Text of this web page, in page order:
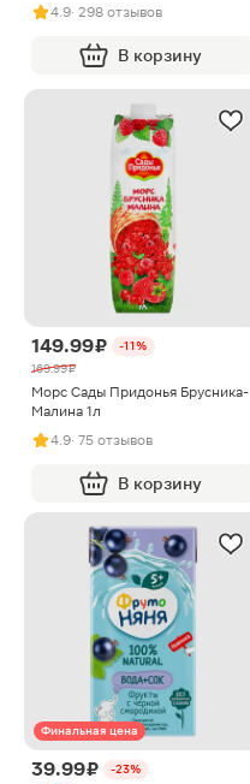
4.9· 298 отзывов
В корзину
149.99 ₽
-11%
169.99 ₽
Морс Сады Придонья Брусника-
Малина 1л
4.9· 75 отзывов
В корзину
Финальная цена
39.99 ₽
-23%